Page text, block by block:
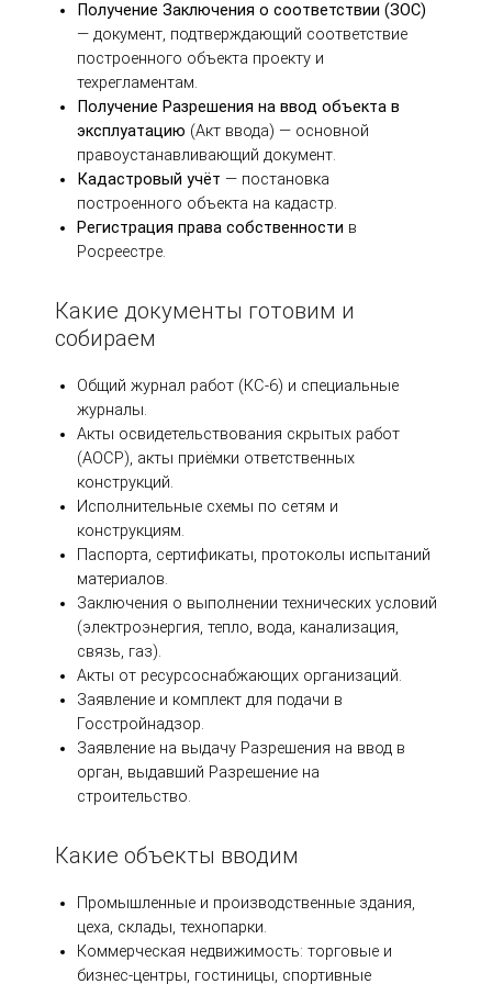
Получение Заключения о соответствии (ЗОС)
— документ, подтверждающий соответствие
построенного объекта проекту и
техрегламентам.
Получение Разрешения на ввод объекта в
эксплуатацию (Акт ввода) — основной
правоустанавливающий документ.
Кадастровый учёт — постановка
построенного объекта на кадастр.
Регистрация права собственности в
Росреестре.
Какие документы готовим и
собираем
Общий журнал работ (КС-6) и специальные
журналы.
Акты освидетельствования скрытых работ
(АОСР), акты приёмки ответственных
конструкций.
Исполнительные схемы по сетям и
конструкциям.
Паспорта, сертификаты, протоколы испытаний
материалов.
Заключения о выполнении технических условий
(электроэнергия, тепло, вода, канализация,
связь, газ).
Акты от ресурсоснабжающих организаций.
Заявление и комплект для подачи в
Госстройнадзор.
Заявление на выдачу Разрешения на ввод в
орган, выдавший Разрешение на
строительство.
Какие объекты вводим
Промышленные и производственные здания,
цеха, склады, технопарки.
Коммерческая недвижимость: торговые и
бизнес-центры, гостиницы, спортивные